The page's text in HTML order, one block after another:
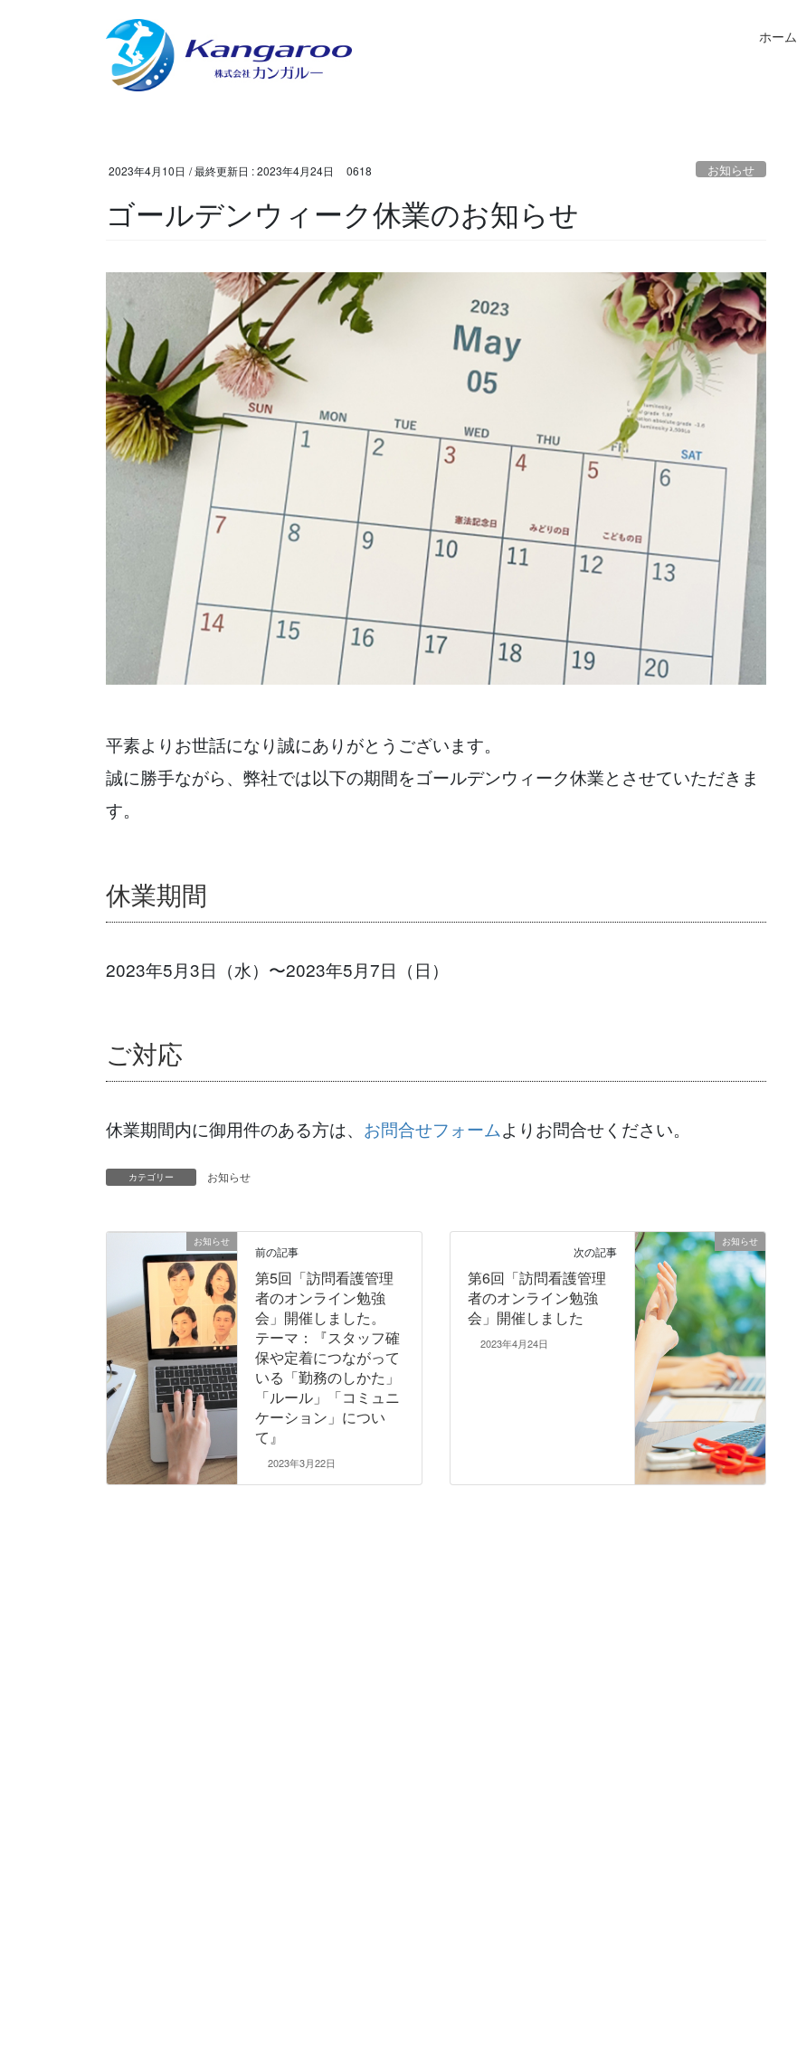
ホーム
2023年4月10日 / 最終更新日 :2023年4月24日 0618 お知らせ
ゴールデンウィーク休業のお知らせ
平素よりお世話になり誠にありがとうございます。
誠に勝手ながら、弊社では以下の期間をゴールデンウィーク休業とさせていただきま
す。
休業期間
2023年5月3日（水）〜2023年5月7日（日）
ご対応
休業期間内に御用件のある方は、 お問合せフォームよりお問合せください。
カテゴリー お知らせ
お知らせ
前の記事
第5回「訪問看護管理
者のオンライン勉強
会」開催しました。
テーマ：『スタッフ確
保や定着につながって
いる「勤務のしかた」
「ルール」「コミュニ
ケーション」につい
て』
2023年3月22日
お知らせ
次の記事
第6回「訪問看護管理
者のオンライン勉強
会」開催しました
2023年4月24日